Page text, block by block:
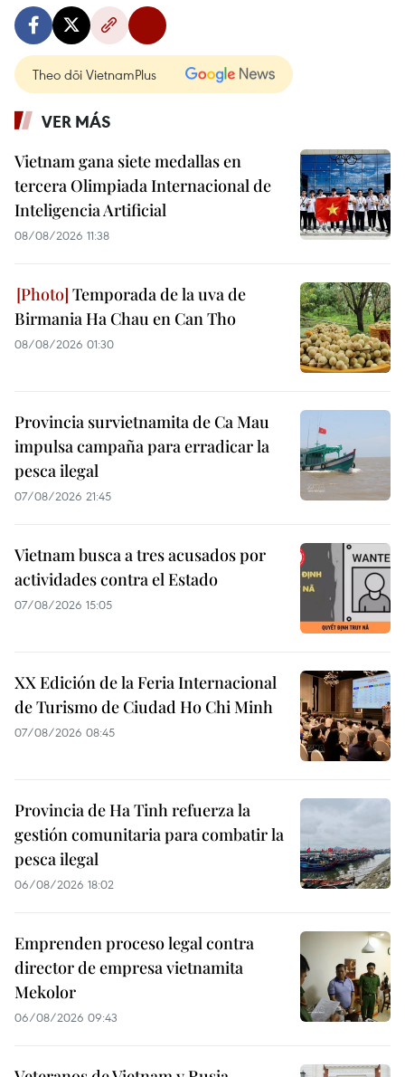
Theo dõi VietnamPlus
VER MÁS
Vietnam gana siete medallas en
tercera Olimpiada Internacional de
Inteligencia Artificial
08/08/2026 11:38
Temporada de la uva de
Birmania Ha Chau en Can Tho
08/08/2026 01:30
Provincia survietnamita de Ca Mau
impulsa campaña para erradicar la
pesca ilegal
07/08/2026 21:45
Vietnam busca a tres acusados por
actividades contra el Estado
07/08/2026 15:05
XX Edición de la Feria Internacional
de Turismo de Ciudad Ho Chi Minh
07/08/2026 08:45
Provincia de Ha Tinh refuerza la
gestión comunitaria para combatir la
pesca ilegal
06/08/2026 18:02
Emprenden proceso legal contra
director de empresa vietnamita
Mekolor
06/08/2026 09:43